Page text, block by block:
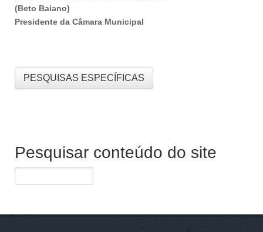
(Beto Baiano)
Presidente da Câmara Municipal
PESQUISAS ESPECÍFICAS
Pesquisar conteúdo do site